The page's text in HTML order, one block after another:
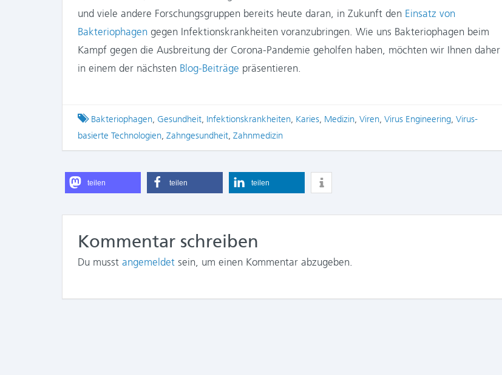
und viele andere Forschungsgruppen bereits heute daran, in Zukunft den Einsatz von
Bakteriophagen gegen Infektionskrankheiten voranzubringen. Wie uns Bakteriophagen beim
Kampf gegen die Ausbreitung der Corona-Pandemie geholfen haben, möchten wir Ihnen daher
in einem der nächsten Blog-Beiträge präsentieren.
Tagged
Bakteriophagen, Gesundheit, Infektionskrankheiten, Karies, Medizin, Viren, Virus Engineering, Virus-
basierte Technologien, Zahngesundheit, Zahnmedizin
teilen teilen teilen
Kommentar schreiben
Du musst angemeldet sein, um einen Kommentar abzugeben.